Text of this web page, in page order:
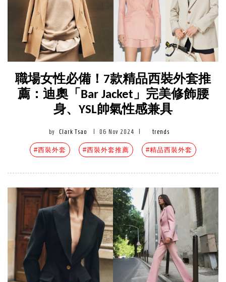
職場女性必備！7款精品西裝外套推
薦：迪奧「Bar Jacket」完美修飾腰
身、YSL帥氣性感兼具
by Clark Tsao 06 Nov 2024 trends
#西裝外套 #西裝外套推薦 #精品西裝外套